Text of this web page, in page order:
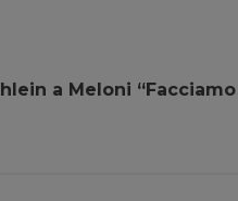
a Meloni